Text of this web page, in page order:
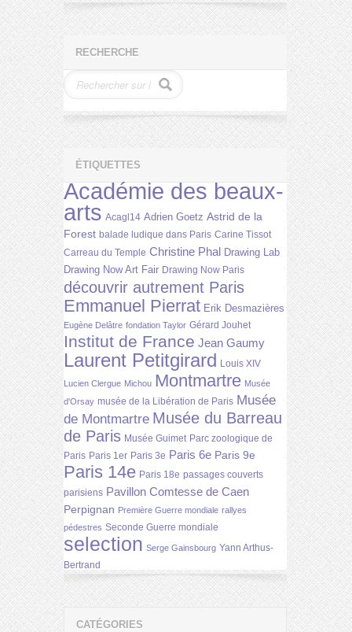
RECHERCHE
ÉTIQUETTES
Académie des beaux-
arts Acagl14 Adrien Goetz Astrid de la
Forest balade ludique dans Paris Carine Tissot
Carreau du Temple Christine Phal Drawing Lab
Drawing Now Art Fair Drawing Now Paris
découvrir autrement Paris
Emmanuel Pierrat Erik Desmazières
Eugène Delâtre fondation Taylor Gérard Jouhet
Institut de France Jean Gaumy
Laurent Petitgirard Louis XIV
Lucien Clergue Michou Montmartre Musée
d'Orsay musée de la Libération de Paris Musée
de Montmartre Musée du Barreau
de Paris Musée Guimet Parc zoologique de
Paris Paris 1er Paris 3e Paris 6e Paris 9e
Paris 14e Paris 18e passages couverts
parisiens Pavillon Comtesse de Caen
Perpignan Première Guerre mondiale rallyes
pédestres Seconde Guerre mondiale
selection Serge Gainsbourg Yann Arthus-
Bertrand
CATÉGORIES